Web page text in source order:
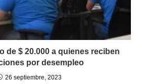
de $ 20.000 a quienes reciben
por desempleo
26 septiembre, 2023